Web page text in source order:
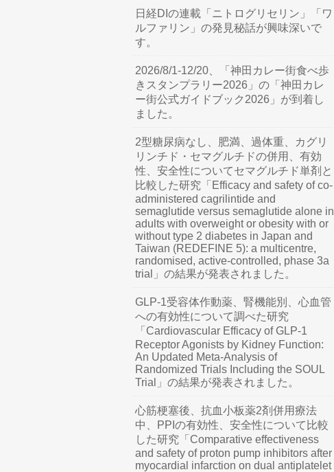
日経DIの連載「ニトログリセリン」「ワ
ルファリン」の発見秘話が興味深いで
す。
2026/8/1-12/20、「神田カレー街食べ歩
きスタンプラリー2026」の「神田カレ
ー街公式ガイドブック2026」が到着し
ました。
2型糖尿病なし、肥満、過体重、カグリ
リンチド・セマグルチドの併用、有効
性、安全性についてセマグルチド単剤と
比較した研究「Efficacy and safety of co-
administered cagrilintide and
semaglutide versus semaglutide alone in
adults with overweight or obesity with or
without type 2 diabetes in Japan and
Taiwan (REDEFINE 5): a multicentre,
randomised, active-controlled, phase 3a
trial」の結果が発表されました。
GLP-1受容体作動薬、腎機能別、心血管
への有効性について調べた研究
「Cardiovascular Efficacy of GLP-1
Receptor Agonists by Kidney Function:
An Updated Meta-Analysis of
Randomized Trials Including the SOUL
Trial」の結果が発表されました。
心筋梗塞後、抗血小板薬2剤併用療法
中、PPIの有効性、安全性について比較
した研究「Comparative effectiveness
and safety of proton pump inhibitors after
myocardial infarction on dual antiplatelet